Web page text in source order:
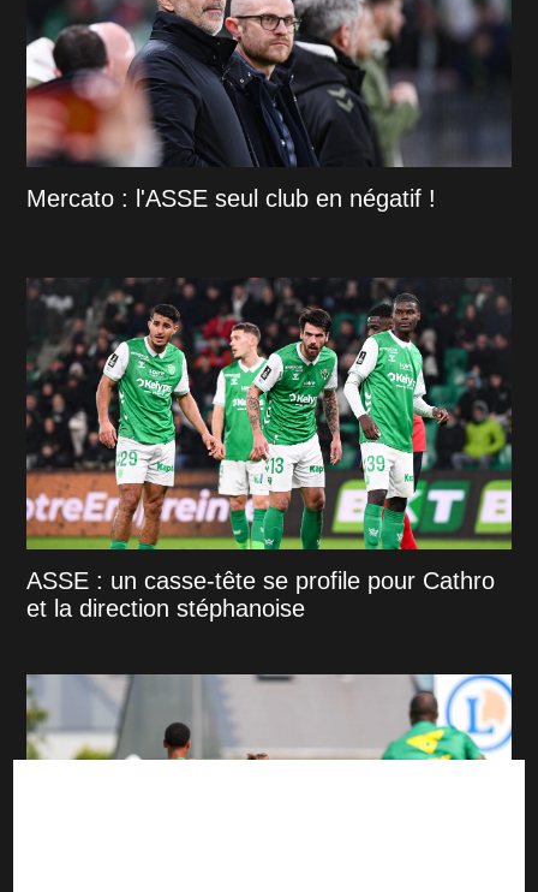
Mercato : l'ASSE seul club en négatif !
ASSE : un casse-tête se profile pour Cathro
et la direction stéphanoise